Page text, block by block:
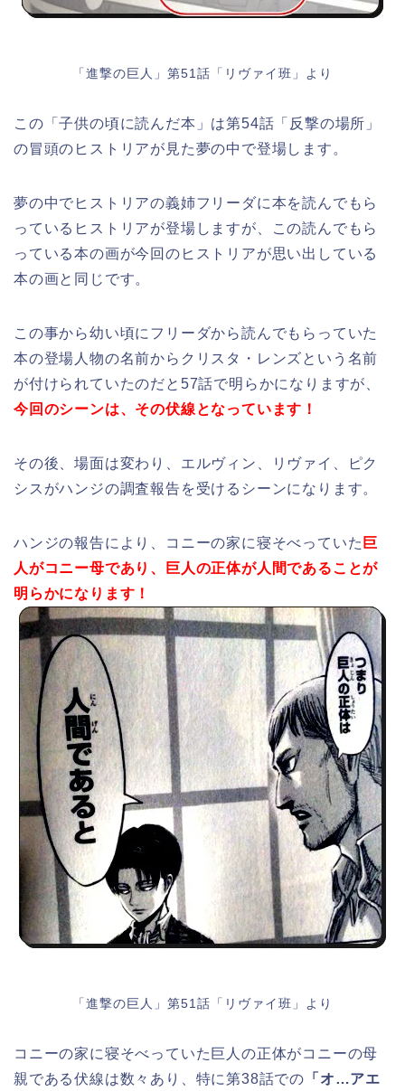
「進撃の巨人」第51話「リヴァイ班」より
この「子供の頃に読んだ本」は第54話「反撃の場所」
の冒頭のヒストリアが見た夢の中で登場します。
夢の中でヒストリアの義姉フリーダに本を読んでもら
っているヒストリアが登場しますが、この読んでもら
っている本の画が今回のヒストリアが思い出している
本の画と同じです。
この事から幼い頃にフリーダから読んでもらっていた
本の登場人物の名前からクリスタ・レンズという名前
が付けられていたのだと57話で明らかになりますが、
今回のシーンは、その伏線となっています！
その後、場面は変わり、エルヴィン、リヴァイ、ピク
シスがハンジの調査報告を受けるシーンになります。
ハンジの報告により、コニーの家に寝そべっていた 巨
人がコニー母であり、巨人の正体が人間であることが
明らかになります！
「進撃の巨人」第51話「リヴァイ班」より
コニーの家に寝そべっていた巨人の正体がコニーの母
親である伏線は数々あり、特に第38話での 「オ…アエ